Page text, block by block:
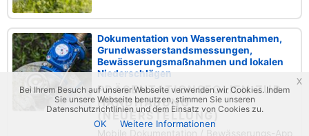
Dokumentation von Wasserentnahmen,
Grundwasserstandsmessungen,
Bewässerungsmaßnahmen und lokalen
Niederschlägen
PRÄSENTATIONSFOLIEN ZUR
HANDHABUNG
(NEUERSTELLUNG)
Mobile Dokumentation / Bewässerungs-App
Bei Ihrem Besuch auf unserer Webseite verwenden wir Cookies. Indem
Sie unsere Webseite benutzen, stimmen Sie unseren
Datenschutzrichtlinien und dem Einsatz von Cookies zu.
OK Weitere Informationen
x